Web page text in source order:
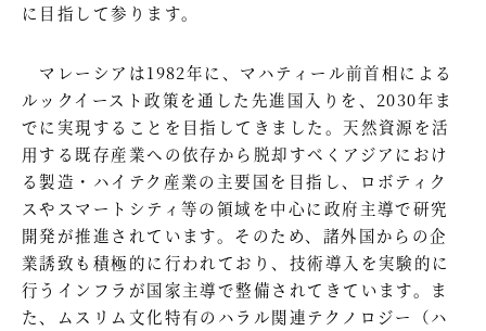
に目指して参ります。
マレーシアは1982年に、マハティール前首相による
ルックイースト政策を通した先進国入りを、2030年ま
でに実現することを目指してきました。天然資源を活
用する既存産業への依存から脱却すべくアジアにおけ
る製造・ハイテク産業の主要国を目指し、ロボティク
スやスマートシティ等の領域を中心に政府主導で研究
開発が推進されています。そのため、諸外国からの企
業誘致も積極的に行われており、技術導入を実験的に
行うインフラが国家主導で整備されてきています。ま
た、ムスリム文化特有のハラル関連テクノロジー（ハ